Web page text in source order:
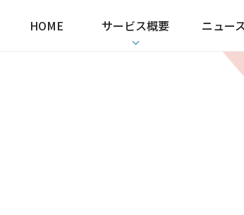
HOME サービス概要 ニュー